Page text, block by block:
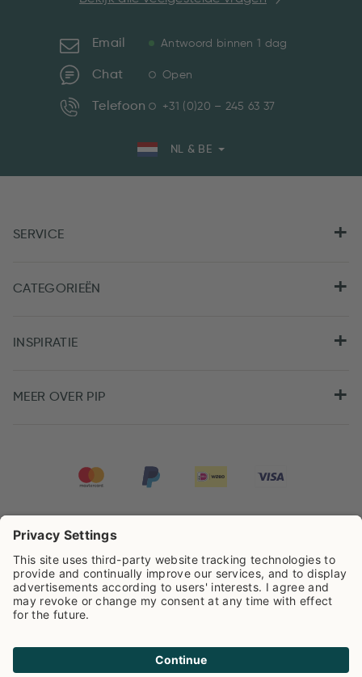
Email Antwoord binnen 1 dag
Chat Open
Telefoon +31 (0)20 – 245 63 37
NL & BE
SERVICE
CATEGORIEËN
INSPIRATIE
MEER OVER PIP
op basis van7980beoordelingen